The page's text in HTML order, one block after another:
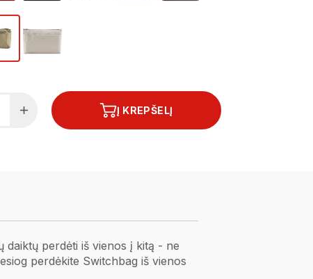
Į KREPŠELĮ
daiktų perdėti iš vienos į kitą - ne
perdėkite Switchbag iš vienos